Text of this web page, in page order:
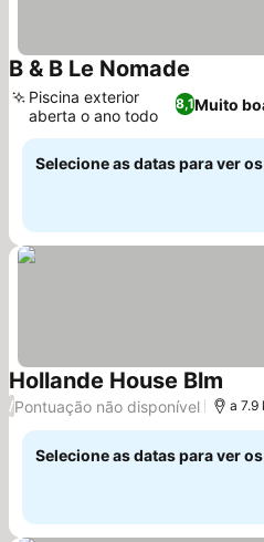
B & B Le Nomade
8,1Muito
Piscina exterior
aberta o ano todo
Selecione as datas para ver
Hollande House BlmVer
/Pontuação não disponível a 7.9
Selecione as datas para ver